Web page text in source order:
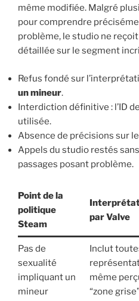
même modifiée. Malgré
pour comprendre
problème, le studio ne
détaillée sur le segment
Refus fondé sur
un mineur.
Interdiction définitive : l’ID
utilisée.
Absence de précisions sur
Appels du studio restés
passages posant problème.
Point de la
politique
Steam
par Valve
Pas de
sexualité
impliquant un
mineur
Inclut
même
“zone